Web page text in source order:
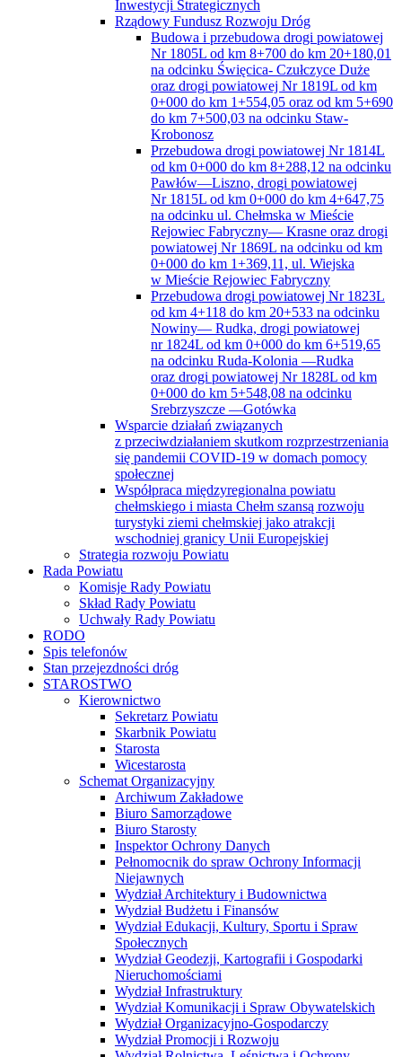
Rządowy Fundusz Rozwoju Dróg
Budowa i przebudowa drogi powiatowej
Nr 1805L od km 8+700 do km 20+180,01
na odcinku Święcica- Czułczyce Duże
oraz drogi powiatowej Nr 1819L od km
0+000 do km 1+554,05 oraz od km 5+690
do km 7+500,03 na odcinku Staw-
Krobonosz
Przebudowa drogi powiatowej Nr 1814L
od km 0+000 do km 8+288,12 na odcinku
Pawłów—Liszno, drogi powiatowej
Nr 1815L od km 0+000 do km 4+647,75
na odcinku ul. Chełmska w Mieście
Rejowiec Fabryczny— Krasne oraz drogi
powiatowej Nr 1869L na odcinku od km
0+000 do km 1+369,11, ul. Wiejska
w Mieście Rejowiec Fabryczny
Przebudowa drogi powiatowej Nr 1823L
od km 4+118 do km 20+533 na odcinku
Nowiny— Rudka, drogi powiatowej
nr 1824L od km 0+000 do km 6+519,65
na odcinku Ruda-Kolonia —Rudka
oraz drogi powiatowej Nr 1828L od km
0+000 do km 5+548,08 na odcinku
Srebrzyszcze —Gotówka
Wsparcie działań związanych
z przeciwdziałaniem skutkom rozprzestrzeniania
się pandemii COVID-19 w domach pomocy
społecznej
Współpraca międzyregionalna powiatu
chełmskiego i miasta Chełm szansą rozwoju
turystyki ziemi chełmskiej jako atrakcji
wschodniej granicy Unii Europejskiej
Strategia rozwoju Powiatu
Rada Powiatu
Komisje Rady Powiatu
Skład Rady Powiatu
Uchwały Rady Powiatu
RODO
Spis telefonów
Stan przejezdności dróg
STAROSTWO
Kierownictwo
Sekretarz Powiatu
Skarbnik Powiatu
Starosta
Wicestarosta
Schemat Organizacyjny
Archiwum Zakładowe
Biuro Samorządowe
Biuro Starosty
Inspektor Ochrony Danych
Pełnomocnik do spraw Ochrony Informacji
Niejawnych
Wydział Architektury i Budownictwa
Wydział Budżetu i Finansów
Wydział Edukacji, Kultury, Sportu i Spraw
Społecznych
Wydział Geodezji, Kartografii i Gospodarki
Nieruchomościami
Wydział Infrastruktury
Wydział Komunikacji i Spraw Obywatelskich
Wydział Organizacyjno-Gospodarczy
Wydział Promocji i Rozwoju
Wydział Rolnictwa, Leśnictwa i Ochrony